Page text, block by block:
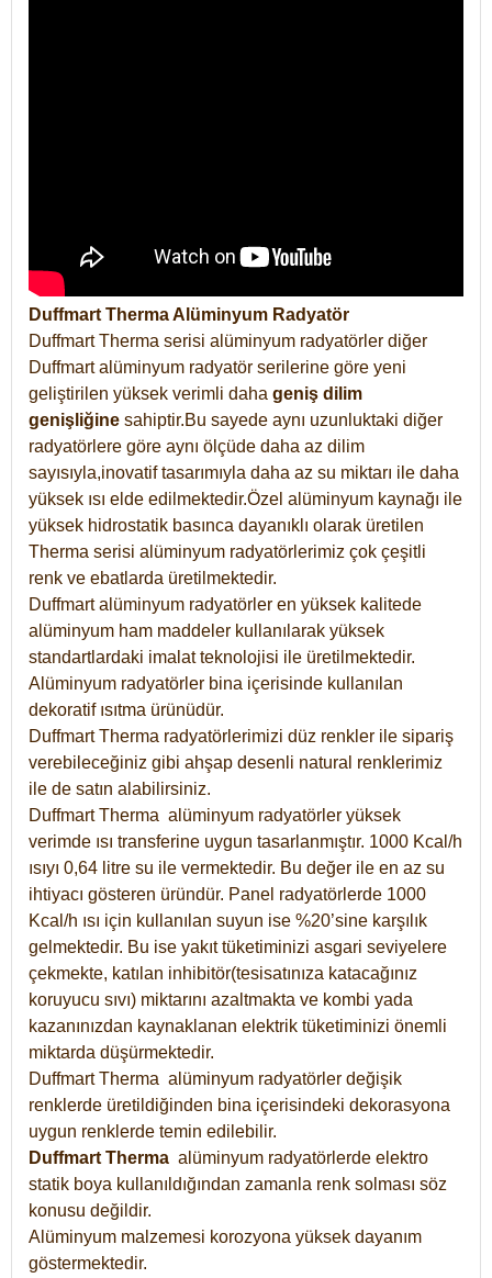
Duffmart Therma Alüminyum Radyatör
Duffmart Therma serisi alüminyum radyatörler diğer
Duffmart alüminyum radyatör serilerine göre yeni
geliştirilen yüksek verimli daha geniş dilim
genişliğine sahiptir.Bu sayede aynı uzunluktaki diğer
radyatörlere göre aynı ölçüde daha az dilim
sayısıyla,inovatif tasarımıyla daha az su miktarı ile daha
yüksek ısı elde edilmektedir.Özel alüminyum kaynağı ile
yüksek hidrostatik basınca dayanıklı olarak üretilen
Therma serisi alüminyum radyatörlerimiz çok çeşitli
renk ve ebatlarda üretilmektedir.
Duffmart alüminyum radyatörler en yüksek kalitede
alüminyum ham maddeler kullanılarak yüksek
standartlardaki imalat teknolojisi ile üretilmektedir.
Alüminyum radyatörler bina içerisinde kullanılan
dekoratif ısıtma ürünüdür.
Duffmart Therma radyatörlerimizi düz renkler ile sipariş
verebileceğiniz gibi ahşap desenli natural renklerimiz
ile de satın alabilirsiniz.
Duffmart Therma alüminyum radyatörler yüksek
verimde ısı transferine uygun tasarlanmıştır. 1000 Kcal/h
ısıyı 0,64 litre su ile vermektedir. Bu değer ile en az su
ihtiyacı gösteren üründür. Panel radyatörlerde 1000
Kcal/h ısı için kullanılan suyun ise %20’sine karşılık
gelmektedir. Bu ise yakıt tüketiminizi asgari seviyelere
çekmekte, katılan inhibitör(tesisatınıza katacağınız
koruyucu sıvı) miktarını azaltmakta ve kombi yada
kazanınızdan kaynaklanan elektrik tüketiminizi önemli
miktarda düşürmektedir.
Duffmart Therma alüminyum radyatörler değişik
renklerde üretildiğinden bina içerisindeki dekorasyona
uygun renklerde temin edilebilir.
Duffmart Therma alüminyum radyatörlerde elektro
statik boya kullanıldığından zamanla renk solması söz
konusu değildir.
Alüminyum malzemesi korozyona yüksek dayanım
göstermektedir.